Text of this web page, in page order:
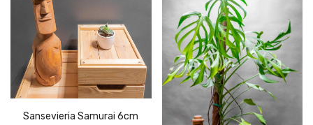
Sansevieria Samurai 6cm